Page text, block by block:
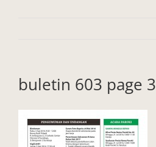
buletin 603 page 3